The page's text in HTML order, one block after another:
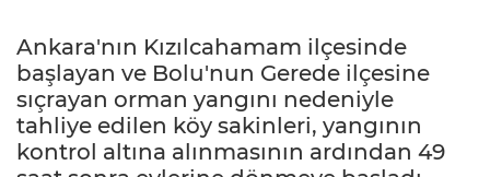
Ankara'nın Kızılcahamam ilçesinde
başlayan ve Bolu'nun Gerede ilçesine
sıçrayan orman yangını nedeniyle
tahliye edilen köy sakinleri, yangının
kontrol altına alınmasının ardından 49